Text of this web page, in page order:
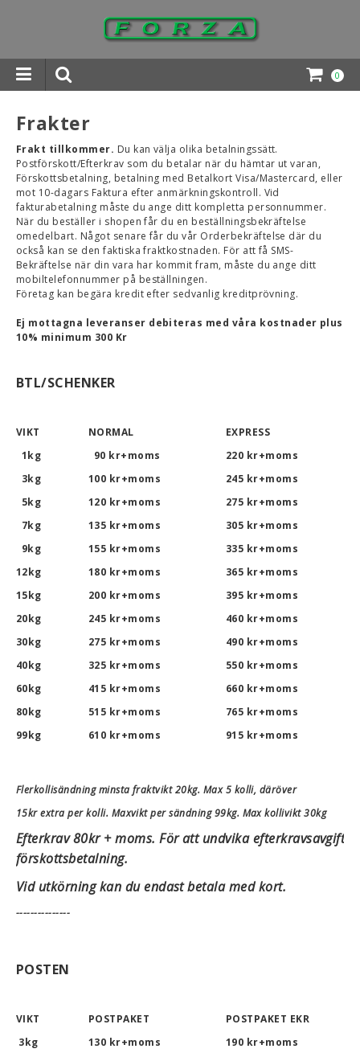
0
Rally-Racing-Klassiker
BUMPSTOPS, DAMASKER UNIVERSAL, DOMKRAFTS-
Frakter
Frakt tillkommer. Du kan välja olika betalningssätt.
Postförskott/Efterkrav som du betalar när du hämtar ut varan,
Förskottsbetalning, betalning med Betalkort Visa/Mastercard, eller
mot 10-dagars Faktura efter anmärkningskontroll. Vid
fakturabetalning måste du ange ditt kompletta personnummer.
När du beställer i shopen får du en beställningsbekräftelse
omedelbart. Något senare får du vår Orderbekräftelse där du
också kan se den faktiska fraktkostnaden. För att få SMS-
Bekräftelse när din vara har kommit fram, måste du ange ditt
mobiltelefonnummer på beställningen.
Företag kan begära kredit efter sedvanlig kreditprövning.
Ej mottagna leveranser debiteras med våra kostnader plus
10% minimum 300 Kr
BTL/SCHENKER
VIKT NORMAL EXPRESS
1kg
90 kr+moms 220 kr+moms
3kg
100 kr+moms 245 kr+moms
5kg
120 kr+moms 275 kr+moms
7kg
135 kr+moms 305 kr+moms
9kg
155 kr+moms 335 kr+moms
12kg
180 kr+moms 365 kr+moms
15kg
200 kr+moms 395 kr+moms
20kg
245 kr+moms 460 kr+moms
30kg
275 kr+moms 490 kr+moms
40kg
325 kr+moms 550 kr+moms
60kg
415 kr+moms 660 kr+moms
80kg
515 kr+moms 765 kr+moms
99kg
610 kr+moms 915 kr+moms
Flerkollisändning minsta fraktvikt 20kg. Max 5 kolli, däröver
15kr extra per kolli. Maxvikt per sändning 99kg. Max kollivikt 30kg
Efterkrav 80kr + moms. För att undvika efterkravsavgift
förskottsbetalning.
Vid utkörning kan du endast betala med kort.
---------------
POSTEN
VIKT POSTPAKET POSTPAKET EKR
3kg
130 kr+moms 190 kr+moms